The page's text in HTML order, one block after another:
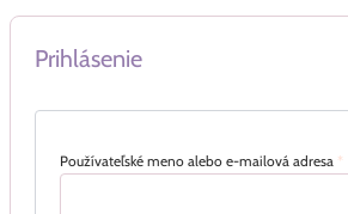
Prihlásenie
Používateľské meno alebo e-mailová adresa *